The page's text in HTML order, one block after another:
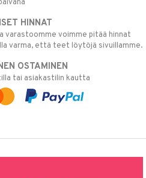
HINNAT
varastoomme voimme pitää hinnat
varma, että teet löytöjä sivuillamme.
OSTAMINEN
tai asiakastilin kautta